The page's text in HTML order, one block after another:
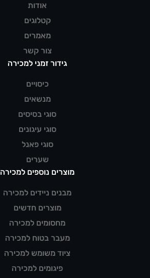
אודות
קטלוגים
מאמרים
צור קשר
גידור זמני למכירה
כיסויים
מנשאים
סוגי בסיסים
סוגי עיגונים
סוגי פאנל
שערים
מוצרים נוספים למכירה
מבנים ניידים למכירה
מוצרים חדשים
מחסומים למכירה
מעבר בטוח למכירה
ציוד משומש למכירה
פיגומים למכירה